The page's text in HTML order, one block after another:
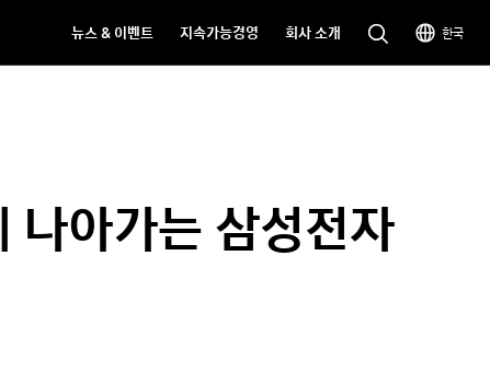
뉴스 & 이벤트 지속가능경영 회사 소개 한국
아가는 삼성전자